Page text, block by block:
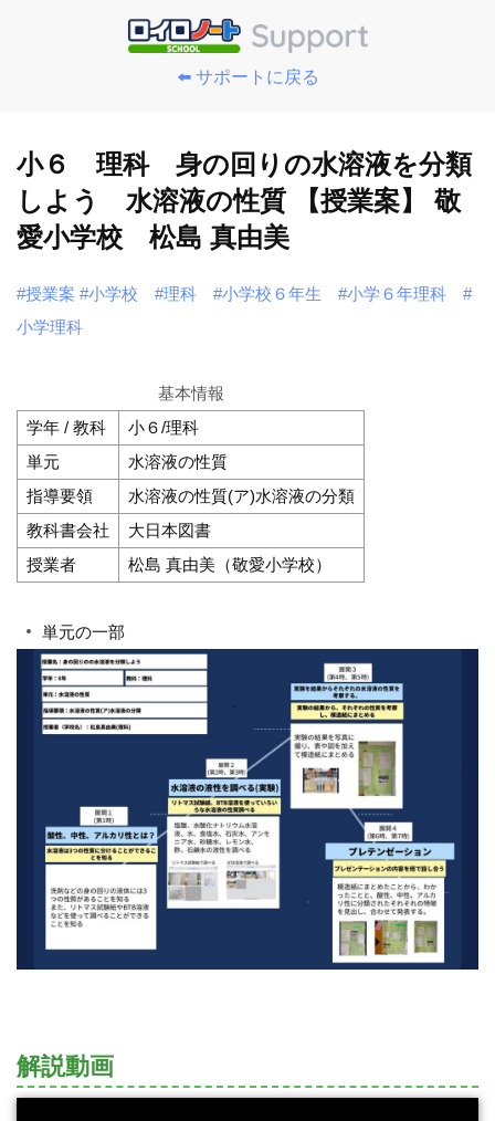
⬅️ サポートに戻る
小６ 理科 身の回りの水溶液を分類
しよう 水溶液の性質 【授業案】 敬
愛小学校 松島 真由美
#授業案 #小学校 #理科 #小学校６年生 #小学６年理科
#
小学理科
基本情報
学年 / 教科
小６/理科
単元
水溶液の性質
指導要領
水溶液の性質(ア)水溶液の分類
教科書会社
大日本図書
授業者
松島 真由美（敬愛小学校）
単元の一部
解説動画